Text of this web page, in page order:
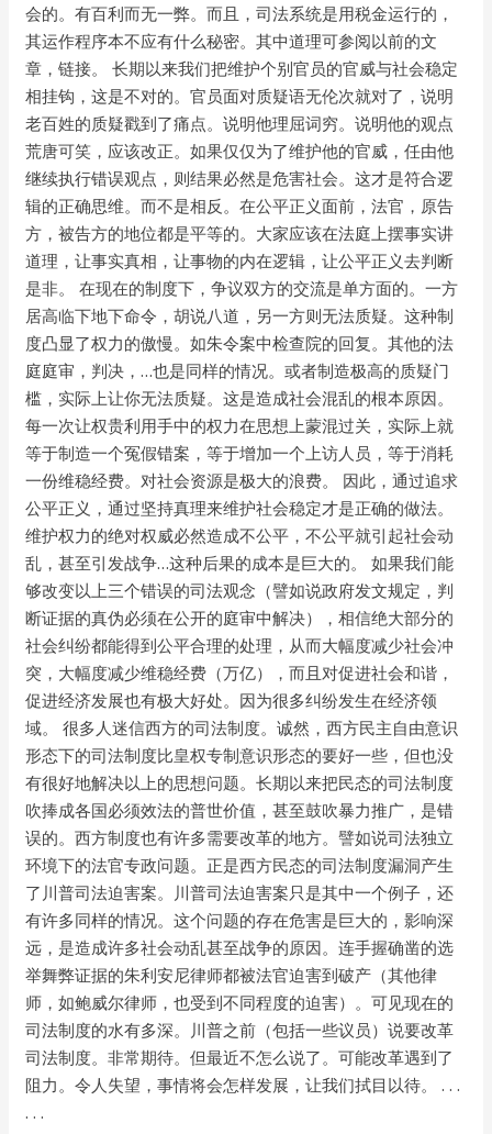
会的。有百利而无一弊。而且，司法系统是用税金运行的，
其运作程序本不应有什么秘密。其中道理可参阅以前的文
章，链接。 长期以来我们把维护个别官员的官威与社会稳定
相挂钩，这是不对的。官员面对质疑语无伦次就对了，说明
老百姓的质疑戳到了痛点。说明他理屈词穷。说明他的观点
荒唐可笑，应该改正。如果仅仅为了维护他的官威，任由他
继续执行错误观点，则结果必然是危害社会。这才是符合逻
辑的正确思维。而不是相反。在公平正义面前，法官，原告
方，被告方的地位都是平等的。大家应该在法庭上摆事实讲
道理，让事实真相，让事物的内在逻辑，让公平正义去判断
是非。 在现在的制度下，争议双方的交流是单方面的。一方
居高临下地下命令，胡说八道，另一方则无法质疑。这种制
度凸显了权力的傲慢。如朱令案中检查院的回复。其他的法
庭庭审，判决，…也是同样的情况。或者制造极高的质疑门
槛，实际上让你无法质疑。这是造成社会混乱的根本原因。
每一次让权贵利用手中的权力在思想上蒙混过关，实际上就
等于制造一个冤假错案，等于增加一个上访人员，等于消耗
一份维稳经费。对社会资源是极大的浪费。 因此，通过追求
公平正义，通过坚持真理来维护社会稳定才是正确的做法。
维护权力的绝对权威必然造成不公平，不公平就引起社会动
乱，甚至引发战争…这种后果的成本是巨大的。 如果我们能
够改变以上三个错误的司法观念（譬如说政府发文规定，判
断证据的真伪必须在公开的庭审中解决），相信绝大部分的
社会纠纷都能得到公平合理的处理，从而大幅度减少社会冲
突，大幅度减少维稳经费（万亿），而且对促进社会和谐，
促进经济发展也有极大好处。因为很多纠纷发生在经济领
域。 很多人迷信西方的司法制度。诚然，西方民主自由意识
形态下的司法制度比皇权专制意识形态的要好一些，但也没
有很好地解决以上的思想问题。长期以来把民态的司法制度
吹捧成各国必须效法的普世价值，甚至鼓吹暴力推广，是错
误的。西方制度也有许多需要改革的地方。譬如说司法独立
环境下的法官专政问题。正是西方民态的司法制度漏洞产生
了川普司法迫害案。川普司法迫害案只是其中一个例子，还
有许多同样的情况。这个问题的存在危害是巨大的，影响深
远，是造成许多社会动乱甚至战争的原因。连手握确凿的选
举舞弊证据的朱利安尼律师都被法官迫害到破产（其他律
师，如鲍威尔律师，也受到不同程度的迫害）。可见现在的
司法制度的水有多深。川普之前（包括一些议员）说要改革
司法制度。非常期待。但最近不怎么说了。可能改革遇到了
阻力。令人失望，事情将会怎样发展，让我们拭目以待。 . . .
. . .